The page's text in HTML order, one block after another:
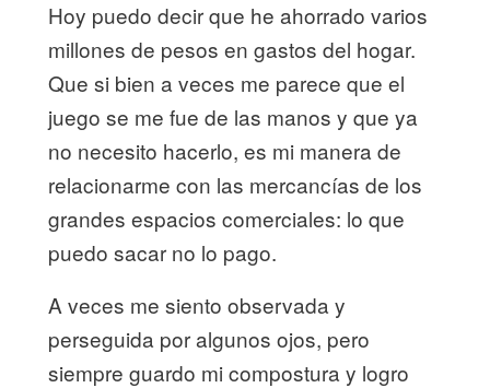
Hoy puedo decir que he ahorrado varios
millones de pesos en gastos del hogar.
Que si bien a veces me parece que el
juego se me fue de las manos y que ya
no necesito hacerlo, es mi manera de
relacionarme con las mercancías de los
grandes espacios comerciales: lo que
puedo sacar no lo pago.
A veces me siento observada y
perseguida por algunos ojos, pero
siempre guardo mi compostura y logro